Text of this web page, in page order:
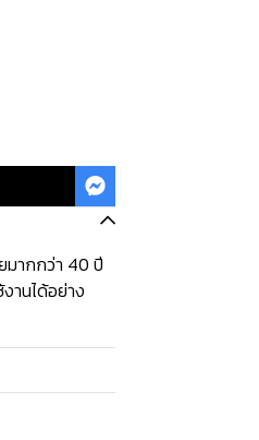
มากกว่า 40 ปี
านได้อย่าง